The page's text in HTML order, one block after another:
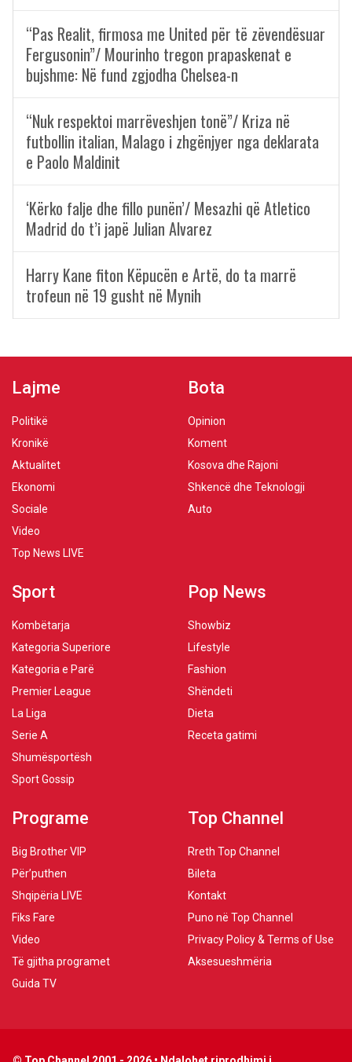
“Pas Realit, firmosa me United për të zëvendësuar
Fergusonin”/ Mourinho tregon prapaskenat e
bujshme: Në fund zgjodha Chelsea-n
“Nuk respektoi marrëveshjen tonë”/ Kriza në
futbollin italian, Malago i zhgënjyer nga deklarata
e Paolo Maldinit
‘Kërko falje dhe fillo punën’/ Mesazhi që Atletico
Madrid do t’i japë Julian Alvarez
Harry Kane fiton Këpucën e Artë, do ta marrë
trofeun në 19 gusht në Mynih
Lajme
Politikë
Kronikë
Aktualitet
Ekonomi
Sociale
Video
Top News LIVE
Bota
Opinion
Koment
Kosova dhe Rajoni
Shkencë dhe Teknologji
Auto
Sport
Kombëtarja
Kategoria Superiore
Kategoria e Parë
Premier League
La Liga
Serie A
Shumësportësh
Sport Gossip
Pop News
Showbiz
Lifestyle
Fashion
Shëndeti
Dieta
Receta gatimi
Programe
Big Brother VIP
Për’puthen
Shqipëria LIVE
Fiks Fare
Video
Të gjitha programet
Guida TV
Top Channel
Rreth Top Channel
Bileta
Kontakt
Puno në Top Channel
Privacy Policy & Terms of Use
Aksesueshmëria